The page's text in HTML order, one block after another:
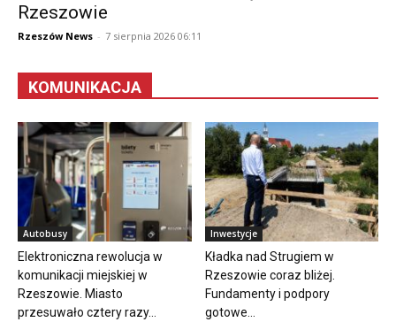
Rzeszowie
Rzeszów News - 7 sierpnia 2026 06:11
KOMUNIKACJA
Autobusy
Elektroniczna rewolucja w
komunikacji miejskiej w
Rzeszowie. Miasto
przesuwało cztery razy...
Inwestycje
Kładka nad Strugiem w
Rzeszowie coraz bliżej.
Fundamenty i podpory
gotowe...